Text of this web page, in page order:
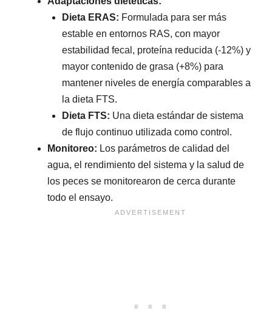
Dieta ERAS: Formulada para ser más
estable en entornos RAS, con mayor
estabilidad fecal, proteína reducida (-12%) y
mayor contenido de grasa (+8%) para
mantener niveles de energía comparables a
la dieta FTS.
Dieta FTS: Una dieta estándar de sistema
de flujo continuo utilizada como control.
Monitoreo: Los parámetros de calidad del
agua, el rendimiento del sistema y la salud de
los peces se monitorearon de cerca durante
todo el ensayo.